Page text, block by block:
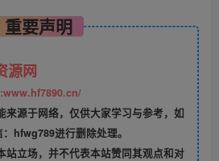
重要声明
源网
来源于网络，仅供大家学习与参考，如
hfwg789进行删除处理。
站立场，并不代表本站赞同其观点和对